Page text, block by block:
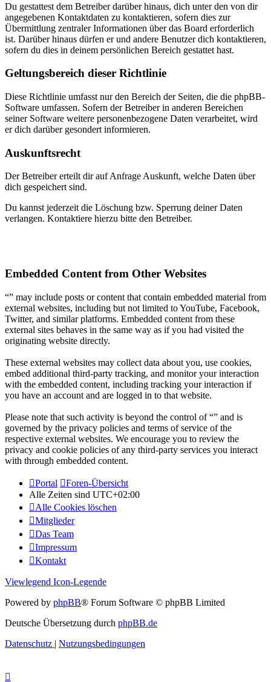
Du gestattest dem Betreiber darüber hinaus, dich unter den von dir
angegebenen Kontaktdaten zu kontaktieren, sofern dies zur
Übermittlung zentraler Informationen über das Board erforderlich
ist. Darüber hinaus dürfen er und andere Benutzer dich kontaktieren,
sofern du dies in deinem persönlichen Bereich gestattet hast.
Geltungsbereich dieser Richtlinie
Diese Richtlinie umfasst nur den Bereich der Seiten, die die phpBB-
Software umfassen. Sofern der Betreiber in anderen Bereichen
seiner Software weitere personenbezogene Daten verarbeitet, wird
er dich darüber gesondert informieren.
Auskunftsrecht
Der Betreiber erteilt dir auf Anfrage Auskunft, welche Daten über
dich gespeichert sind.
Du kannst jederzeit die Löschung bzw. Sperrung deiner Daten
verlangen. Kontaktiere hierzu bitte den Betreiber.
Embedded Content from Other Websites
“” may include posts or content that contain embedded material from
external websites, including but not limited to YouTube, Facebook,
Twitter, and similar platforms. Embedded content from these
external sites behaves in the same way as if you had visited the
originating website directly.
These external websites may collect data about you, use cookies,
embed additional third-party tracking, and monitor your interaction
with the embedded content, including tracking your interaction if
you have an account and are logged in to that website.
Please note that such activity is beyond the control of “” and is
governed by the privacy policies and terms of service of the
respective external websites. We encourage you to review the
privacy and cookie policies of any third-party services you interact
with through embedded content.
Portal
Foren-Übersicht
Alle Zeiten sind UTC+02:00
Alle Cookies löschen
Mitglieder
Das Team
Impressum
Kontakt
Viewlegend Icon-Legende
Powered by phpBB® Forum Software © phpBB Limited
Deutsche Übersetzung durch phpBB.de
Datenschutz | Nutzungsbedingungen